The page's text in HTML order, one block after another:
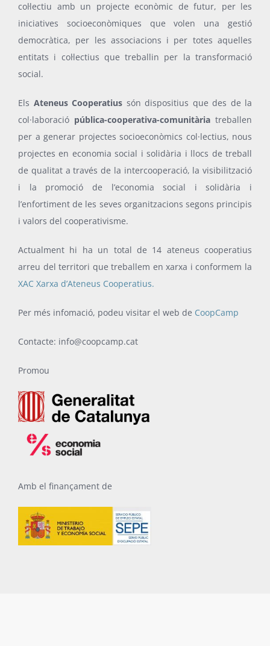
col·lectiu amb un projecte econòmic de futur, per les
iniciatives socioeconòmiques que volen una gestió
democràtica, per les associacions i per totes aquelles
entitats i col·lectius que treballin per la transformació
social.
Els Ateneus Cooperatius són dispositius que des de la
col·laboració pública-cooperativa-comunitària treballen
per a generar projectes socioeconòmics col·lectius, nous
projectes en economia social i solidària i llocs de treball
de qualitat a través de la intercooperació, la visibilització
i la promoció de l’economia social i solidària i
l’enfortiment de les seves organitzacions segons principis
i valors del cooperativisme.
Actualment hi ha un total de 14 ateneus cooperatius
arreu del territori que treballem en xarxa i conformem la
XAC Xarxa d’Ateneus Cooperatius.
Per més infomació, podeu visitar el web de CoopCamp
Contacte: info@coopcamp.cat
Promou
Amb el finançament de